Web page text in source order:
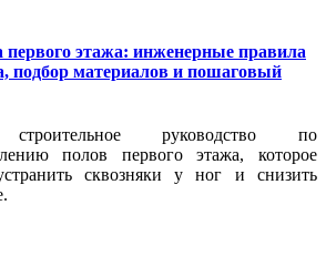
первого этажа: инженерные правила
подбор материалов и пошаговый
строительное руководство по
полов первого этажа, которое
сквозняки у ног и снизить